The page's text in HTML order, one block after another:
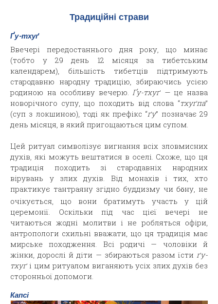
Традиційні страви
Ґу-тхуґ
Ввечері передостаннього дня року, що минає
(тобто у 29 день 12 місяця за тибетським
календарем), більшість тибетців підтримують
стародавню народну традицію, збираючись усією
родиною на особливу вечерю.Ґу-тхуґ — це назва
новорічного супу, що походить від слова “тхуґпа”
(суп з локшиною), тоді як префікс “ґу” позначає 29
день місяця, в який пригощаються цим супом.
Цей ритуал символізує вигнання всіх зловмисних
духів, які можуть вештатися в оселі. Схоже, що ця
традиція походить зі стародавніх народних
вірувань у злих духів. Від монахів і тих, хто
практикує тантраяну згідно буддизму чи бӧну, не
очікується, що вони братимуть участь у цій
церемонії. Оскільки під час цієї вечері не
читаються жодні молитви і не робляться офіри,
антропологи схильні вважати, що ця традиція має
мирське походження. Всі родичі — чоловіки й
жінки, дорослі й діти — збираються разом їсти ґу-
тхуґ і цим ритуалом виганяють усіх злих духів без
сторонньої допомоги.
Капсі